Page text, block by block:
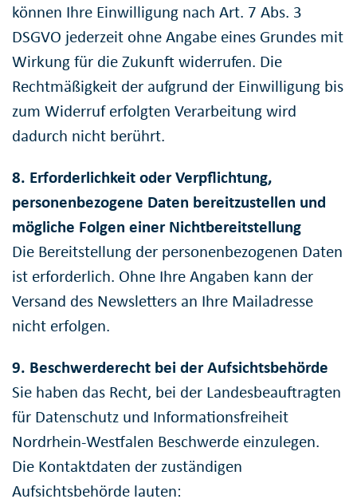
können Ihre Einwilligung nach Art. 7 Abs. 3
DSGVO jederzeit ohne Angabe eines Grundes mit
Wirkung für die Zukunft widerrufen. Die
Rechtmäßigkeit der aufgrund der Einwilligung bis
zum Widerruf erfolgten Verarbeitung wird
dadurch nicht berührt.
8. Erforderlichkeit oder Verpflichtung,
personenbezogene Daten bereitzustellen und
mögliche Folgen einer Nichtbereitstellung
Die Bereitstellung der personenbezogenen Daten
ist erforderlich. Ohne Ihre Angaben kann der
Versand des Newsletters an Ihre Mailadresse
nicht erfolgen.
9. Beschwerderecht bei der Aufsichtsbehörde
Sie haben das Recht, bei der Landesbeauftragten
für Datenschutz und Informationsfreiheit
Nordrhein-Westfalen Beschwerde einzulegen.
Die Kontaktdaten der zuständigen
Aufsichtsbehörde lauten: